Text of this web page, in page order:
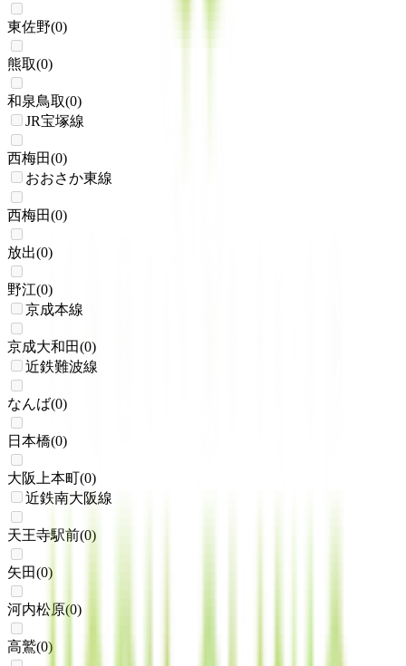
東佐野(0)
熊取(0)
和泉鳥取(0)
JR宝塚線
西梅田(0)
おおさか東線
西梅田(0)
放出(0)
野江(0)
京成本線
京成大和田(0)
近鉄難波線
なんば(0)
日本橋(0)
大阪上本町(0)
近鉄南大阪線
天王寺駅前(0)
矢田(0)
河内松原(0)
高鷲(0)